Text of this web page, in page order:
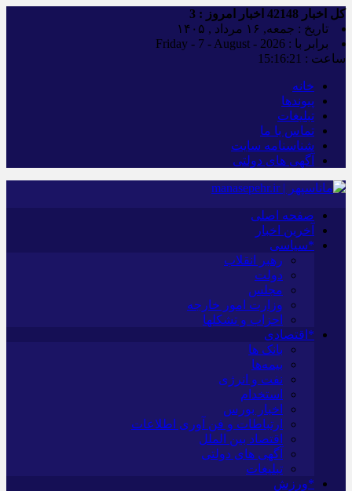
کل اخبار اخبار امروز : 3
تاریخ : جمعه, ۱۶ مرداد , ۱۴۰۵
برابر با : Friday - 7 - August - 2026
ساعت : 15:16:22
خانه
پیوندها
تبلیغات
تماس با ما
شناسنامه سایت
آگهی های دولتی
صفحه اصلی
آخرین اخبار
*سیاسی
رهبر انقلاب
دولت
مجلس
وزارت امور خارجه
احزاب و تشکلها
*اقتصادی
بانک ها
بیمه‌ها
نفت و انرژی
استخدام
اخبار بورس
ارتباطات و فن آوری اطلاعات
اقتصاد بین الملل
آگهی های دولتی
تبلیغات
*ورزش